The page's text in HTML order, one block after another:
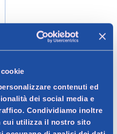
contenuti ed
dei social media e
Condividiamo inoltre
cui utilizza il nostro sito